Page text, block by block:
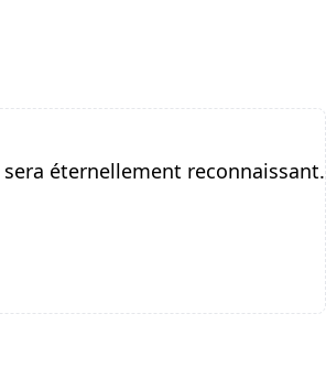
sera éternellement reconnaissant.